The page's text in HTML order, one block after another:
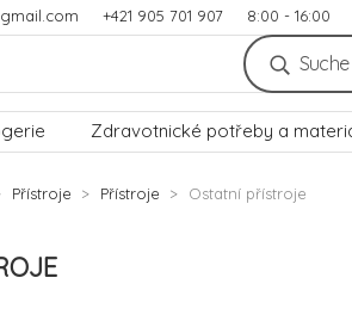
+421 905 701 907 8:00 - 16:00
Suche
Zdravotnické potřeby a
Přístroje Přístroje Ostatní přístroje